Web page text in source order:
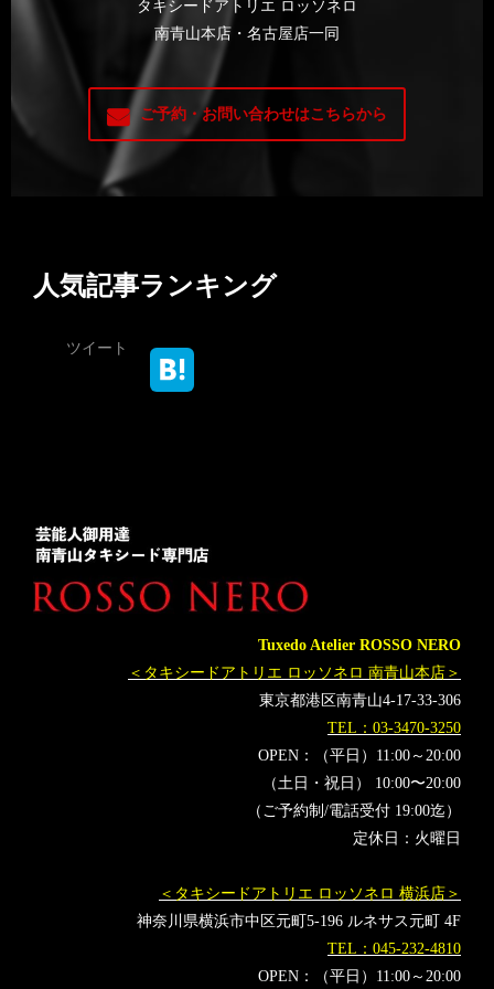
タキシードアトリエ ロッソネロ
南青山本店・名古屋店一同
ご予約・お問い合わせはこちらから
人気記事ランキング
ツイート
Tuxedo Atelier ROSSO NERO
＜タキシードアトリエ ロッソネロ 南青山本店＞
東京都港区南青山4-17-33-306
TEL：03-3470-3250
OPEN：（平日）11:00～20:00
（土日・祝日） 10:00〜20:00
（ご予約制/電話受付 19:00迄）
定休日：火曜日
＜タキシードアトリエ ロッソネロ 横浜店＞
神奈川県横浜市中区元町5-196 ルネサス元町 4F
TEL：045-232-4810
OPEN：（平日）11:00～20:00